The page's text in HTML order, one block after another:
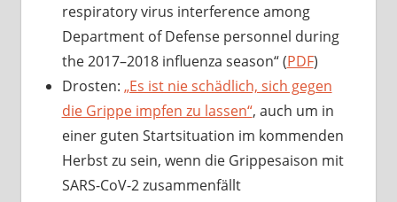
respiratory virus interference among
Department of Defense personnel during
the 2017–2018 influenza season“ (PDF)
Drosten: „Es ist nie schädlich, sich gegen
die Grippe impfen zu lassen“, auch um in
einer guten Startsituation im kommenden
Herbst zu sein, wenn die Grippesaison mit
SARS-CoV-2 zusammenfällt